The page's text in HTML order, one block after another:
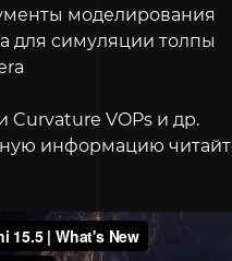
моделирования
для симуляции толпы
Curvature VOPs и др.
информацию